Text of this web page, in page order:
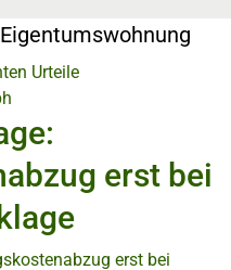
Urteile
erst bei